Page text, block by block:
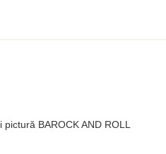
BAROCK AND ROLL